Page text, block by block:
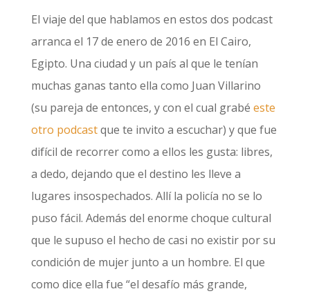
El viaje del que hablamos en estos dos podcast
arranca el 17 de enero de 2016 en El Cairo,
Egipto. Una ciudad y un país al que le tenían
muchas ganas tanto ella como Juan Villarino
(su pareja de entonces, y con el cual grabé este
otro podcastque te invito a escuchar) y que fue
difícil de recorrer como a ellos les gusta: libres,
a dedo, dejando que el destino les lleve a
lugares insospechados. Allí la policía no se lo
puso fácil. Además del enorme choque cultural
que le supuso el hecho de casi no existir por su
condición de mujer junto a un hombre. El que
como dice ella fue “el desafío más grande,